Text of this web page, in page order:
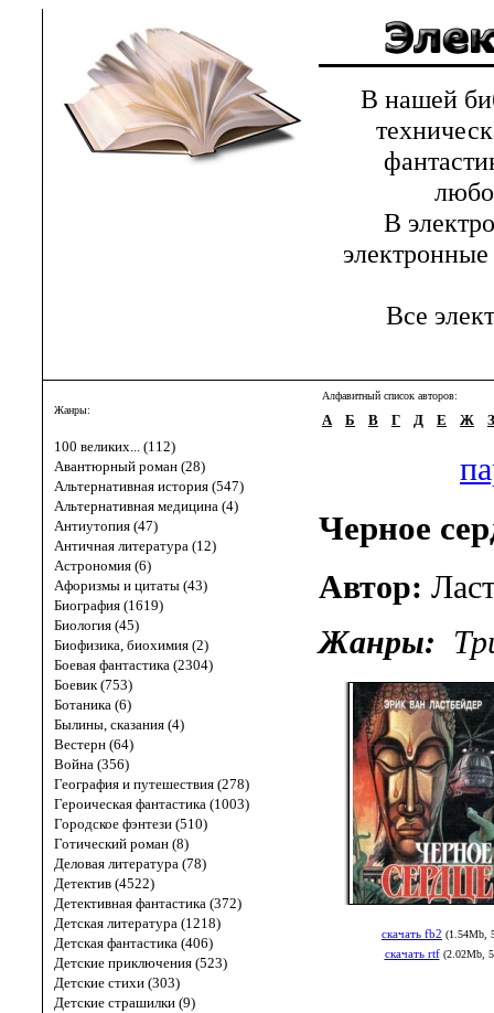
В нашей
В
электронные
Все
Жанры:
100 великих... (112)
Авантюрный роман (28)
Альтернативная история (547)
Альтернативная медицина (4)
Антиутопия (47)
Античная литература (12)
Астрономия (6)
Афоризмы и цитаты (43)
Биография (1619)
Биология (45)
Биофизика, биохимия (2)
Боевая фантастика (2304)
Боевик (753)
Ботаника (6)
Былины, сказания (4)
Вестерн (64)
Война (356)
География и путешествия (278)
Героическая фантастика (1003)
Городское фэнтези (510)
Готический роман (8)
Деловая литература (78)
Детектив (4522)
Детективная фантастика (372)
Детская литература (1218)
Детская фантастика (406)
Детские приключения (523)
Детские стихи (303)
Детские страшилки (9)
Алфавитный список авторов:
А Б В Г Д Е Ж З
Черное
Автор:
Жанры:
скачать fb2 (1.54Mb,
скачать rtf (2.02Mb,